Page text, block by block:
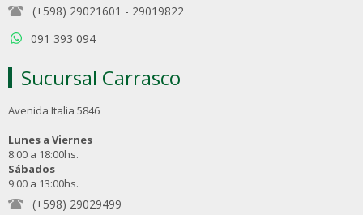
(+598) 29021601 - 29019822
091 393 094
Sucursal Carrasco
Avenida Italia 5846
Lunes a Viernes
8:00 a 18:00hs.
Sábados
9:00 a 13:00hs.
(+598) 29029499